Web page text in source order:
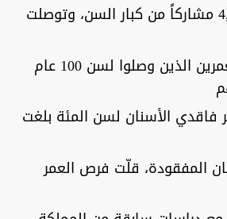
شملت الدراسة 4,239 مشاركاً من كبار السن، وتوصلت
- أقل من نصف المعمرين الذين وصلوا لسن 100 عام
فاقدي الأسنان لسن المئة بلغت
المفقودة، قلّت فرص العمر